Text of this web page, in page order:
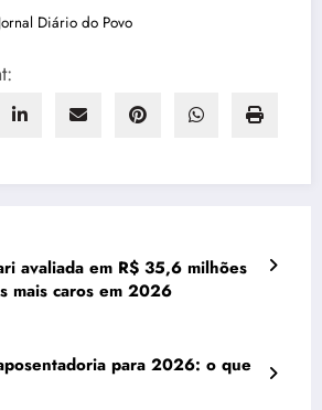
Jornal Diário do Povo
avaliada em R$ 35,6 milhões
mais caros em 2026
para 2026: o que